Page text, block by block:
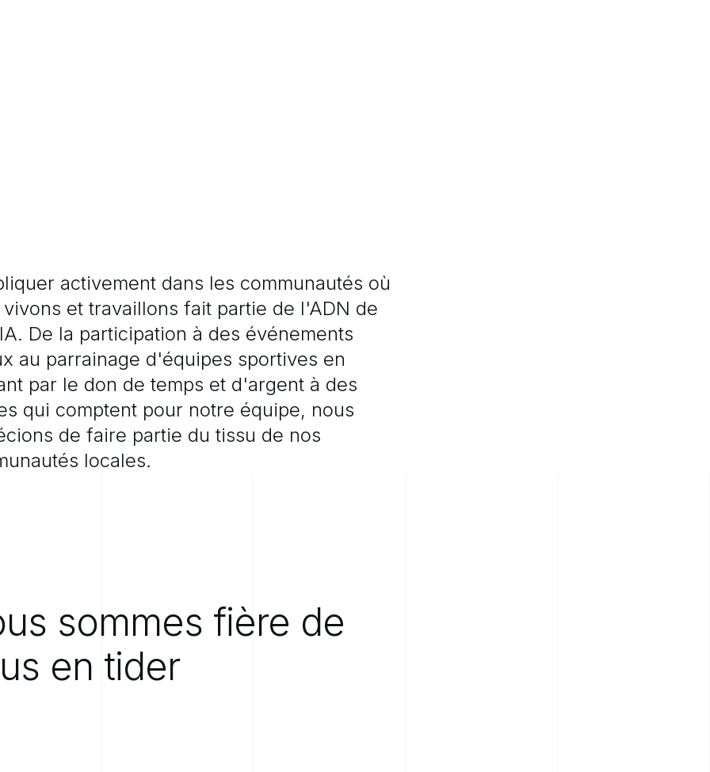
activement dans les communautés où
vivons et travaillons fait partie de l'ADN de
De la participation à des événements
au parrainage d'équipes sportives en
par le don de temps et d'argent à des
qui comptent pour notre équipe, nous
de faire partie du tissu de nos
locales.
sommes fière de
en tider